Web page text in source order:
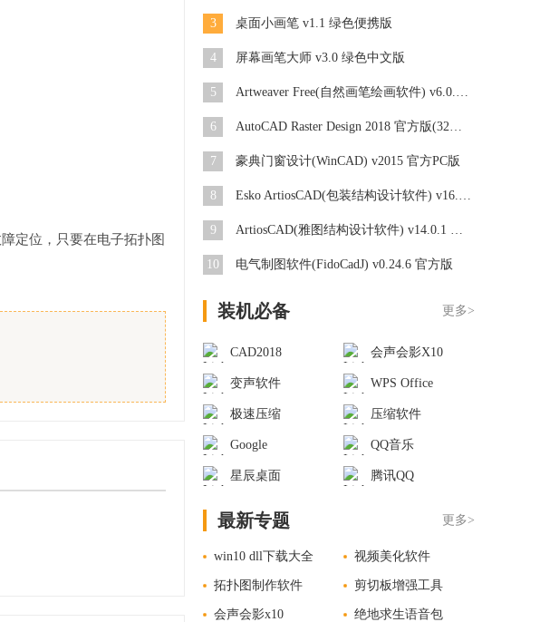
定位，只要在电子拓扑图
3 桌面小画笔 v1.1 绿色便携版
4 屏幕画笔大师 v3.0 绿色中文版
5 Artweaver Free(自然画笔绘画软件) v6.0.2 绿色便携版
6 AutoCAD Raster Design 2018 官方版(32位/64位)
7 豪典门窗设计(WinCAD) v2015 官方PC版
8 Esko ArtiosCAD(包装结构设计软件) v16.0 中文版
9 ArtiosCAD(雅图结构设计软件) v14.0.1 中文版(附安装教程)
10 电气制图软件(FidoCadJ) v0.24.6 官方版
装机必备 更多>
CAD2018 会声会影X10
变声软件 WPS Office
极速压缩 压缩软件
Google QQ音乐
星辰桌面 腾讯QQ
最新专题 更多>
win10 dll下载大全 视频美化软件
拓扑图制作软件 剪切板增强工具
会声会影x10 绝地求生语音包